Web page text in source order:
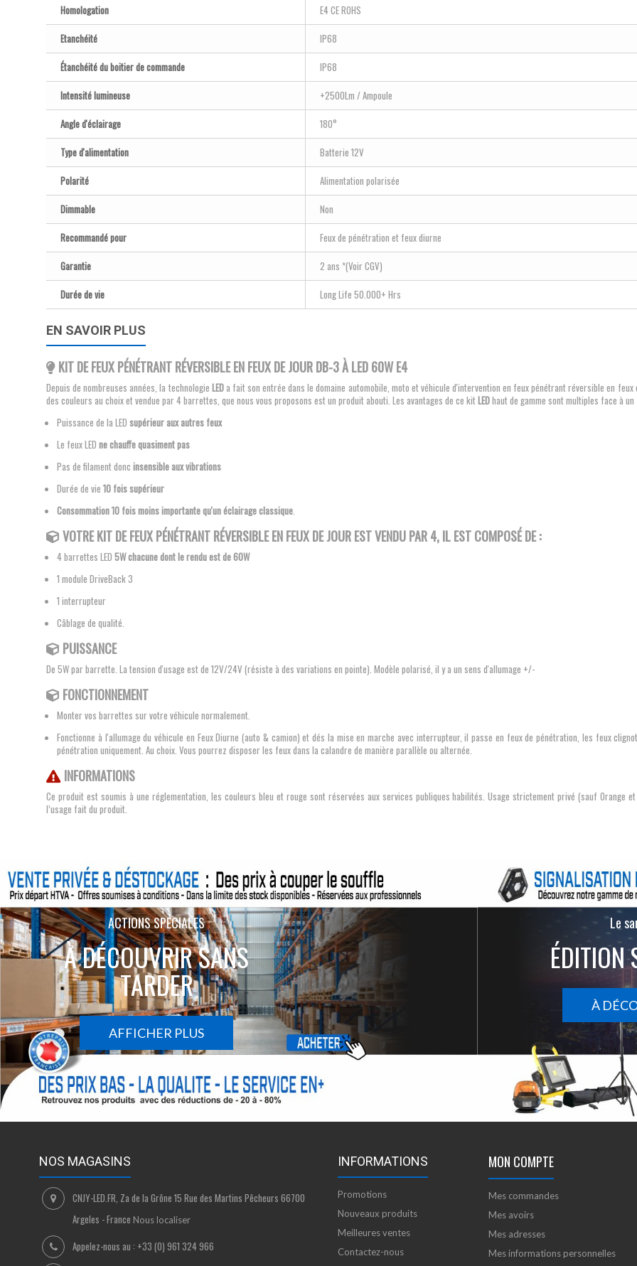
Homologation
E4 CE ROHS
Etanchéité
IP68
Étanchéité du boitier de commande
IP68
Intensité lumineuse
+2500Lm / Ampoule
Angle d'éclairage
180°
Type d'alimentation
Batterie 12V
Polarité
Alimentation polarisée
Dimmable
Non
Recommandé pour
Feux de pénétration et feux diurne
Garantie
2 ans *(Voir CGV)
Durée de vie
Long Life 50.000+ Hrs
EN SAVOIR PLUS
KIT DE FEUX PÉNÉTRANT RÉVERSIBLE EN FEUX DE JOUR DB-3 À LED 60W E4
Depuis de nombreuses années, la technologie LEDa fait son entrée dans le domaine automobile, moto et véhicule d'intervention en feux pénétrant réversible en
des couleurs au choix et vendue par 4 barrettes, que nous vous proposons est un produit abouti. Les avantages de ce kit LEDhaut de gamme sont multiples face à
Puissance de la LED supérieur aux autres feux
Le feux LED ne chauffe quasiment pas
Pas de filament donc insensible aux vibrations
Durée de vie 10 fois supérieur
Consommation 10 fois moins importante qu'un éclairage classique.
VOTRE KITDE FEUX PÉNÉTRANT RÉVERSIBLE EN FEUX DE JOUREST VENDU PAR 4, IL EST COMPOSÉ DE :
4 barrettes LED 5W chacune dont le rendu est de 60W
1 module DriveBack 3
1 interrupteur
Câblage de qualité.
PUISSANCE
De 5W par barrette. La tension d'usage est de 12V/24V (résiste à des variations en pointe). Modèle polarisé, il y a un sens d'allumage +/-
FONCTIONNEMENT
Monter vos barrettes sur votre véhicule normalement.
Fonctionne à l'allumage du véhicule en Feux Diurne (auto & camion) et dés la mise en marche avec interrupteur, il passe en feux de pénétration, les feux
pénétration uniquement. Au choix. Vous pourrez disposer les feux dans la calandre de manière parallèle ou alternée.
INFORMATIONS
Ce produit est soumis à une réglementation, les couleurs bleu et rouge sont réservées aux services publiques habilités. Usage strictement privé (sauf Orange
l’usage fait du produit.
ACTIONS SPÉCIALES
À DÉCOUVRIR SANS
TARDER
AFFICHER PLUS
Le
ÉDITION
À
NOS MAGASINS
CNJY-LED.FR, Za de la Grône 15 Rue des Martins Pêcheurs 66700
Argeles - France Nous localiser
Appelez-nous au : +33 (0) 961 324 966
INFORMATIONS
Promotions
Nouveaux produits
Meilleures ventes
Contactez-nous
MON COMPTE
Mes commandes
Mes avoirs
Mes adresses
Mes informations personnelles